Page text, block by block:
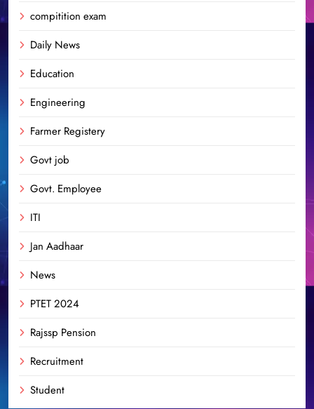
compitition exam
Daily News
Education
Engineering
Farmer Registery
Govt job
Govt. Employee
ITI
Jan Aadhaar
News
PTET 2024
Rajssp Pension
Recruitment
Student